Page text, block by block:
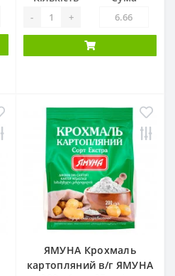
- +
ЯМУНА Крохмаль
картопляний в/г ЯМУНА